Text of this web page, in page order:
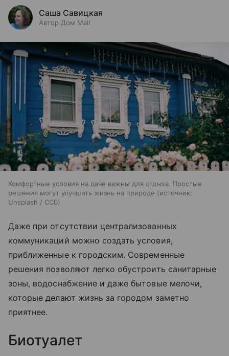
Саша Савицкая
Автор Дом Mail
Комфортные условия на даче важны для отдыха. Простые
решения могут улучшить жизнь на природе
источник:
Unsplash / CC0
Даже при отсутствии централизованных
коммуникаций можно создать условия,
приближенные к городским. Современные
решения позволяют легко обустроить санитарные
зоны, водоснабжение и даже бытовые мелочи,
которые делают жизнь за городом заметно
приятнее.
Биотуалет